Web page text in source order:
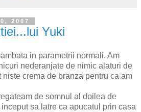
2007
Yuki
in parametrii normali. Am
nederanjate de nimic alaturi de
crema de branza pentru ca am
de somnul al doilea de
sa latre ca apucatul prin casa